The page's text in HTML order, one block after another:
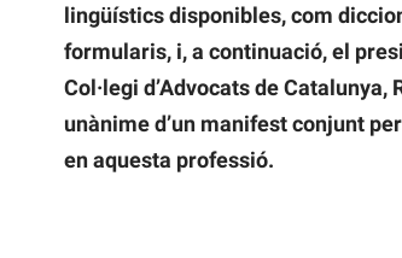
lingüístics disponibles, com
formularis, i, a continuació, el
Col·legi d’Advocats de
unànime d’un manifest conjunt
en aquesta professió.